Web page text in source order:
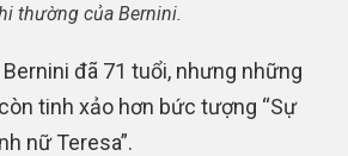
thường của Bernini.
đã 71 tuổi, nhưng những
tinh xảo hơn bức tượng “Sự
nữ Teresa”.